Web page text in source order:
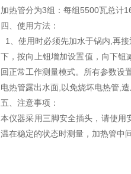
加热管分为3组：每组5500瓦总计
四、使用方法：
1、使用时必须先加水于锅内,再
下，按向上钮增加设置值，向下钮
回正常工作测量模式。所有参数设
电热管露出水面,以免烧坏电热管,造
五、注意事项：
本仪器采用三脚安全插头，请使用
温在稳定的状态时测量，加热管中